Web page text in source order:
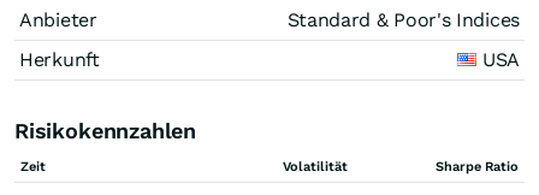
Anbieter
Standard & Poor's Indices
Herkunft
USA
Risikokennzahlen
Zeit Volatilität Sharpe Ratio